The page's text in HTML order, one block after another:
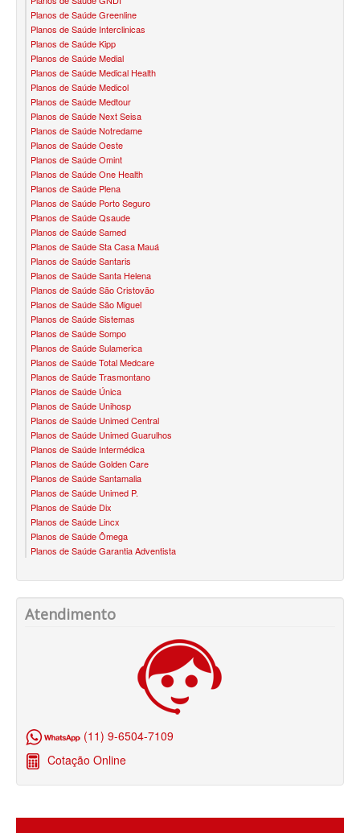
GREENLINE PLANO DE SAÚDE SÊNIOR
KIPP PLANO DE SAÚDE SÊNIOR
MEDSENIORPLANO DE SAÚDE SÊNIOR
QSAÚDE PLANO DE SAÚDE SÊNIOR
SANTA HELENA PLANO DE SAÚDE SÊNIOR
SÃO CRISTOVÃO PLANO DE SAÚDE SÊNIOR
TOTAL MEDCARE PLANO DE SAÚDE SÊNIOR
TRANSMONTANO PLANO DE SAÚDE SÊNIOR
ÚNICA PLANO DE SAÚDE SÊNIOR
UNIHOSP PLANO DE SAÚDE SÊNIOR
OPERADORAS
PLANO DE SAÚDE ALLIANZ
PLANO DE SAÚDE AMEPLAN
PLANO DE SAÚDE AMENO
PLANO DE SAÚDE AMIL
PLANO DE SAÚDE BIOVIDA
PLANO DE SAÚDE CAIXA
PLANO DE SAÚDE CLASSES AACL
PLANO DE SAÚDE CUIDAR ME
PLANO DE SAÚDE GARANTIA GS SAÚDE
PLANO DE SAÚDE GARANTIA ADVENTISTA
Planos de Saúde Greenline
Planos de Saúde Interclinicas
Planos de Saúde Kipp
Planos de Saúde Medial
Planos de Saúde Medical Health
Planos de Saúde Medicol
Planos de Saúde Medtour
Planos de Saúde Next Seisa
Planos de Saúde Notredame
Planos de Saúde Oeste
Planos de Saúde Omint
Planos de Saúde One Health
Planos de Saúde Plena
Planos de Saúde Porto Seguro
Planos de Saúde Qsaude
Planos de Saúde Samed
Planos de Saúde Sta Casa Mauá
Planos de Saúde Santaris
Planos de Saúde Santa Helena
Planos de Saúde São Cristovão
Planos de Saúde São Miguel
Planos de Saúde Sistemas
Planos de Saúde Sompo
Planos de Saúde Sulamerica
Planos de Saúde Total Medcare
Planos de Saúde Trasmontano
Planos de Saúde Única
Planos de Saúde Unihosp
Planos de Saúde Unimed Central
Planos de Saúde Unimed Guarulhos
Planos de Saúde Intermédica
Planos de Saúde Golden Care
Planos de Saúde Santamalia
Planos de Saúde Unimed P.
Planos de Saúde Dix
Planos de Saúde Lincx
Planos de Saúde Ômega
Planos de Saúde Garantia Adventista
Atendimento
(11) 9-6504-7109
Cotação Online